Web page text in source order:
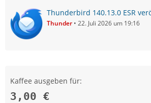
Thunderbird 140.13.0 ESR
Thunder 22. Juli 2026 um 19:16
Kaffee ausgeben für:
3,00 €